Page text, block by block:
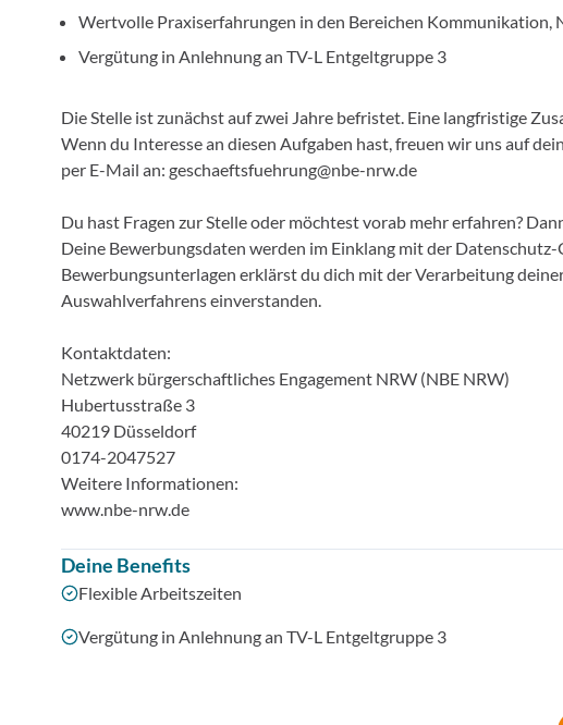
Wertvolle Praxiserfahrungen in den Bereichen
Vergütung in Anlehnung an TV-L Entgeltgruppe 3
Die Stelle ist zunächst auf zwei Jahre befristet. Eine langfristige
Wenn du Interesse an diesen Aufgaben hast, freuen wir uns auf
per E-Mail an: geschaeftsfuehrung@nbe-nrw.de
Du hast Fragen zur Stelle oder möchtest vorab mehr erfahren?
Deine Bewerbungsdaten werden im Einklang mit der
Bewerbungsunterlagen erklärst du dich mit der Verarbeitung
Auswahlverfahrens einverstanden.
Kontaktdaten:
Netzwerk bürgerschaftliches Engagement NRW (NBE NRW)
Hubertusstraße 3
40219 Düsseldorf
0174-2047527
Weitere Informationen:
www.nbe-nrw.de
Deine Benefits
Flexible Arbeitszeiten
Vergütung in Anlehnung an TV-L Entgeltgruppe 3